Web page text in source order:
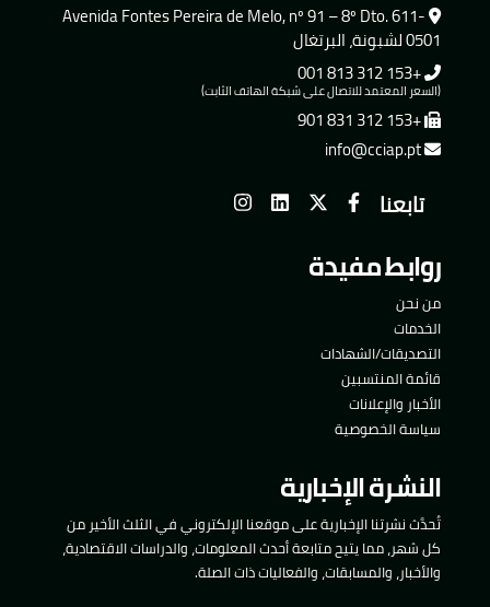
Avenida Fontes Pereira de Melo, nº 91 – 8º Dto. 611-
0501 لشبونة، البرتغال
+153 312 813 001
(السعر المعتمد للاتصال على شبكة الهاتف الثابت)
+153 312 831 901
info@cciap.pt
تابعنا
روابط مفيدة
من نحن
الخدمات
التصديقات/الشهادات
قائمة المنتسبين
الأخبار والإعلانات
سياسة الخصوصية
النشرة الإخبارية
تُحدَّث نشرتنا الإخبارية على موقعنا الإلكتروني في الثلث الأخير من
كل شهر، مما يتيح متابعة أحدث المعلومات، والدراسات الاقتصادية،
والأخبار، والمسابقات، والفعاليات ذات الصلة.